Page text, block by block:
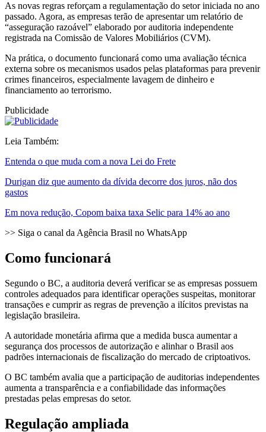
As novas regras reforçam a regulamentação do setor iniciada no ano
passado. Agora, as empresas terão de apresentar um relatório de
“asseguração razoável” elaborado por auditoria independente
registrada na Comissão de Valores Mobiliários (CVM).
Na prática, o documento funcionará como uma avaliação técnica
externa sobre os mecanismos usados pelas plataformas para prevenir
crimes financeiros, especialmente lavagem de dinheiro e
financiamento ao terrorismo.
Publicidade
Leia Também:
Entenda o que muda com a nova Lei do Frete
Durigan diz que aumento da dívida decorre dos juros, não dos
gastos
Em nova redução, Copom baixa taxa Selic para 14% ao ano
>> Siga o canal da Agência Brasil no WhatsApp
Como funcionará
Segundo o BC, a auditoria deverá verificar se as empresas possuem
controles adequados para identificar operações suspeitas, monitorar
transações e cumprir as regras de prevenção a ilícitos previstas na
legislação brasileira.
A autoridade monetária afirma que a medida busca aumentar a
segurança dos processos de autorização e alinhar o Brasil aos
padrões internacionais de fiscalização do mercado de criptoativos.
O BC também avalia que a participação de auditorias independentes
aumenta a transparência e a confiabilidade das informações
prestadas pelas empresas do setor.
Regulação ampliada